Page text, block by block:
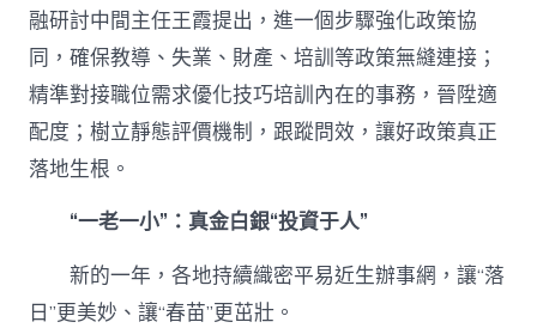
融研討中間主任王霞提出，進一個步驟強化政策協
同，確保教導、失業、財產、培訓等政策無縫連接；
精準對接職位需求優化技巧培訓內在的事務，晉陞適
配度；樹立靜態評價機制，跟蹤問效，讓好政策真正
落地生根。
“一老一小”：真金白銀“投資于人”
新的一年，各地持續織密平易近生辦事網，讓“落
日”更美妙、讓“春苗”更茁壯。